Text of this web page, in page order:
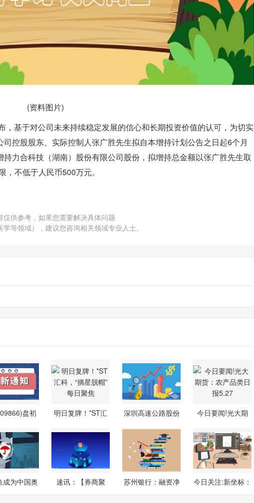
(资料图片)
，基于对公司未来持续稳定发展的信心和长期投资价值的认可，为切实
控股股东、实际控制人张广胜先生拟自本增持计划公告之日起6个月
力合科技（湖南）股份有限公司股份，拟增持总金额以张广胜先生取
不低于人民币500万元。
仅供参考，如果您需要解决具体问题
学等领域），建议您咨询相关领域专业人士。
盘初
明日复牌！*ST汇
深圳高速公路股份
今日要闻!光大期
成为中国奥
速讯：【券商聚
苏州银行：融资净
今日关注:新坐标：